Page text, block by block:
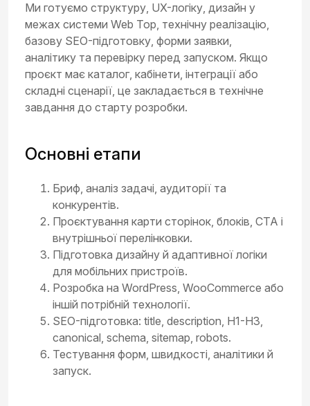
Ми готуємо структуру, UX-логіку, дизайн у
межах системи Web Top, технічну реалізацію,
базову SEO-підготовку, форми заявки,
аналітику та перевірку перед запуском. Якщо
проєкт має каталог, кабінети, інтеграції або
складні сценарії, це закладається в технічне
завдання до старту розробки.
Основні етапи
Бриф, аналіз задачі, аудиторії та
конкурентів.
Проєктування карти сторінок, блоків, CTA і
внутрішньої перелінковки.
Підготовка дизайну й адаптивної логіки
для мобільних пристроїв.
Розробка на WordPress, WooCommerce або
іншій потрібній технології.
SEO-підготовка: title, description, H1-H3,
canonical, schema, sitemap, robots.
Тестування форм, швидкості, аналітики й
запуск.